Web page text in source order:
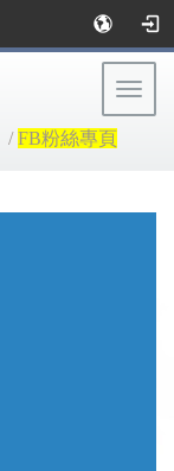
/FB粉絲專頁